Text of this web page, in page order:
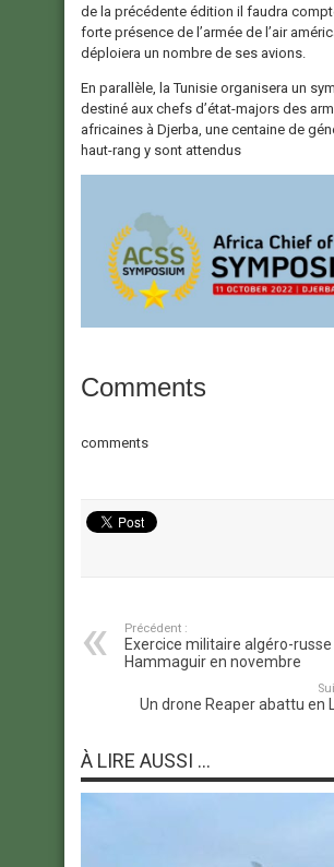
de la précédente édition il faudra
forte présence de l’armée de l’air
déploiera un nombre de ses avions.
En parallèle, la Tunisie organisera un
destiné aux chefs d’état-majors des
africaines à Djerba, une centaine de
haut-rang y sont attendus
Comments
comments
Précédent :
Exercice militaire algéro-russe
Hammaguir en novembre
Un drone Reaper abattu en
À LIRE AUSSI ...